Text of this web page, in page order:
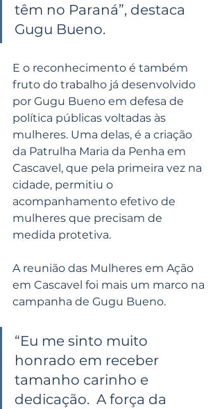
têm no Paraná”, destaca
Gugu Bueno.
E o reconhecimento é também
fruto do trabalho já desenvolvido
por Gugu Bueno em defesa de
política públicas voltadas às
mulheres. Uma delas, é a criação
da Patrulha Maria da Penha em
Cascavel, que pela primeira vez na
cidade, permitiu o
acompanhamento efetivo de
mulheres que precisam de
medida protetiva.
A reunião das Mulheres em Ação
em Cascavel foi mais um marco na
campanha de Gugu Bueno.
“Eu me sinto muito
honrado em receber
tamanho carinho e
dedicação.  A força da